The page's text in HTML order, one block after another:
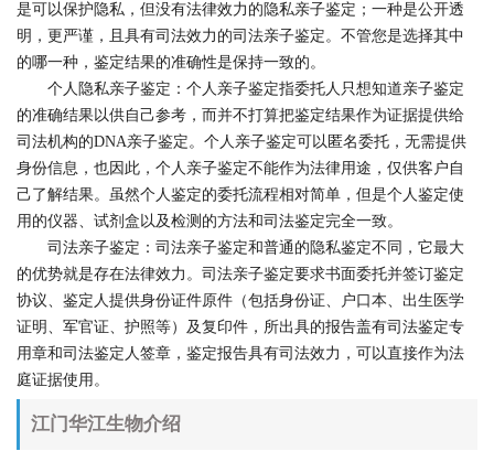
是可以保护隐私，但没有法律效力的隐私亲子鉴定；一种是公开透
明，更严谨，且具有司法效力的司法亲子鉴定。不管您是选择其中
的哪一种，鉴定结果的准确性是保持一致的。
个人隐私亲子鉴定：个人亲子鉴定指委托人只想知道亲子鉴定
的准确结果以供自己参考，而并不打算把鉴定结果作为证据提供给
司法机构的DNA亲子鉴定。个人亲子鉴定可以匿名委托，无需提供
身份信息，也因此，个人亲子鉴定不能作为法律用途，仅供客户自
己了解结果。虽然个人鉴定的委托流程相对简单，但是个人鉴定使
用的仪器、试剂盒以及检测的方法和司法鉴定完全一致。
司法亲子鉴定：司法亲子鉴定和普通的隐私鉴定不同，它最大
的优势就是存在法律效力。司法亲子鉴定要求书面委托并签订鉴定
协议、鉴定人提供身份证件原件（包括身份证、户口本、出生医学
证明、军官证、护照等）及复印件，所出具的报告盖有司法鉴定专
用章和司法鉴定人签章，鉴定报告具有司法效力，可以直接作为法
庭证据使用。
江门华江生物介绍